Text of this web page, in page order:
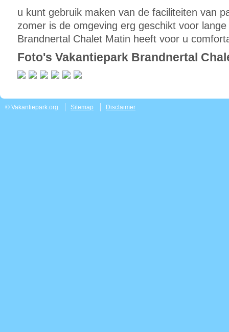
u kunt gebruik maken van de faciliteiten van
zomer is de omgeving erg geschikt voor
Brandnertal Chalet Matin heeft voor u
Foto's Vakantiepark Brandnertal
© Vakantiepark.org Sitemap Disclaimer